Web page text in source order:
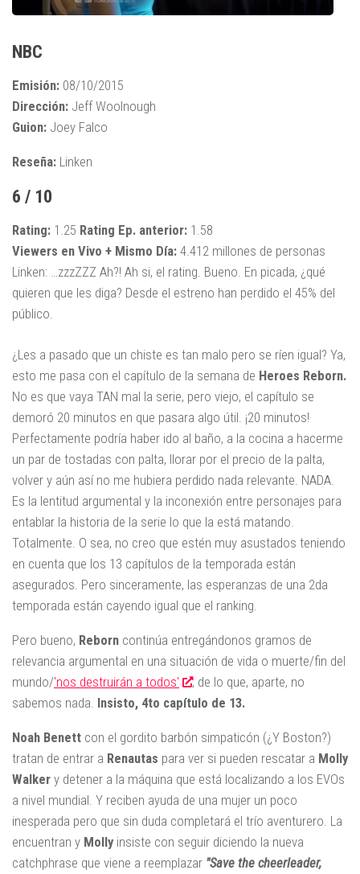
NBC
Emisión: 08/10/2015
Dirección: Jeff Woolnough
Guion: Joey Falco
Reseña: Linken
6 / 10
Rating: 1.25 Rating Ep. anterior: 1.58
Viewers en Vivo + Mismo Día: 4.412 millones de personas
Linken: …zzzZZZ Ah?! Ah si, el rating. Bueno. En picada, ¿qué
quieren que les diga? Desde el estreno han perdido el 45% del
público.
¿Les a pasado que un chiste es tan malo pero se ríen igual? Ya,
esto me pasa con el capítulo de la semana de Heroes Reborn.
No es que vaya TAN mal la serie, pero viejo, el capítulo se
demoró 20 minutos en que pasara algo útil. ¡20 minutos!
Perfectamente podría haber ido al baño, a la cocina a hacerme
un par de tostadas con palta, llorar por el precio de la palta,
volver y aún así no me hubiera perdido nada relevante. NADA.
Es la lentitud argumental y la inconexión entre personajes para
entablar la historia de la serie lo que la está matando.
Totalmente. O sea, no creo que estén muy asustados teniendo
en cuenta que los 13 capítulos de la temporada están
asegurados. Pero sinceramente, las esperanzas de una 2da
temporada están cayendo igual que el ranking.
Pero bueno, Reborn continúa entregándonos gramos de
relevancia argumental en una situación de vida o muerte/fin del
mundo/'nos destruirán a todos'
, de lo que, aparte, no
sabemos nada. Insisto, 4to capítulo de 13.
Noah Benett con el gordito barbón simpaticón (¿Y Boston?)
tratan de entrar a Renautas para ver si pueden rescatar a Molly
Walker y detener a la máquina que está localizando a los EVOs
a nivel mundial. Y reciben ayuda de una mujer un poco
inesperada pero que sin duda completará el trío aventurero. La
encuentran y Molly insiste con seguir diciendo la nueva
catchphrase que viene a reemplazar "Save the cheerleader,